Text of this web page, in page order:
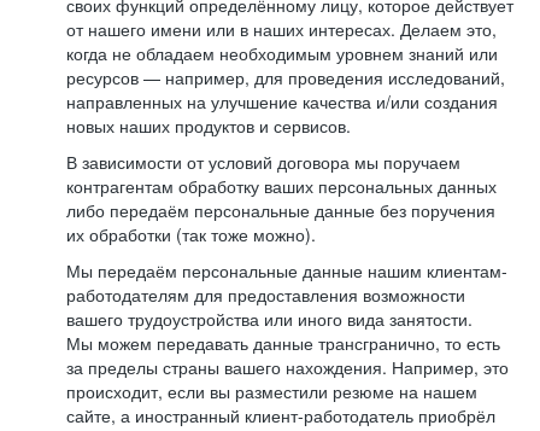
своих функций определённому лицу, которое действует
от нашего имени или в наших интересах. Делаем это,
когда не обладаем необходимым уровнем знаний или
ресурсов — например, для проведения исследований,
направленных на улучшение качества и/или создания
новых наших продуктов и сервисов.
В зависимости от условий договора мы поручаем
контрагентам обработку ваших персональных данных
либо передаём персональные данные без поручения
их обработки (так тоже можно).
Мы передаём персональные данные нашим клиентам-
работодателям для предоставления возможности
вашего трудоустройства или иного вида занятости.
Мы можем передавать данные трансгранично, то есть
за пределы страны вашего нахождения. Например, это
происходит, если вы разместили резюме на нашем
сайте, а иностранный клиент-работодатель приобрёл